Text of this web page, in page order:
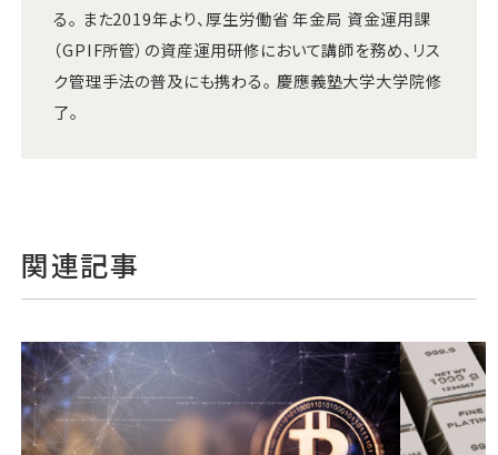
る。 また2019年より、厚生労働省 年金局 資金運用課
（GPIF所管）の資産運用研修において講師を務め、リス
ク管理手法の普及にも携わる。 慶應義塾大学大学院修
了。
関連記事